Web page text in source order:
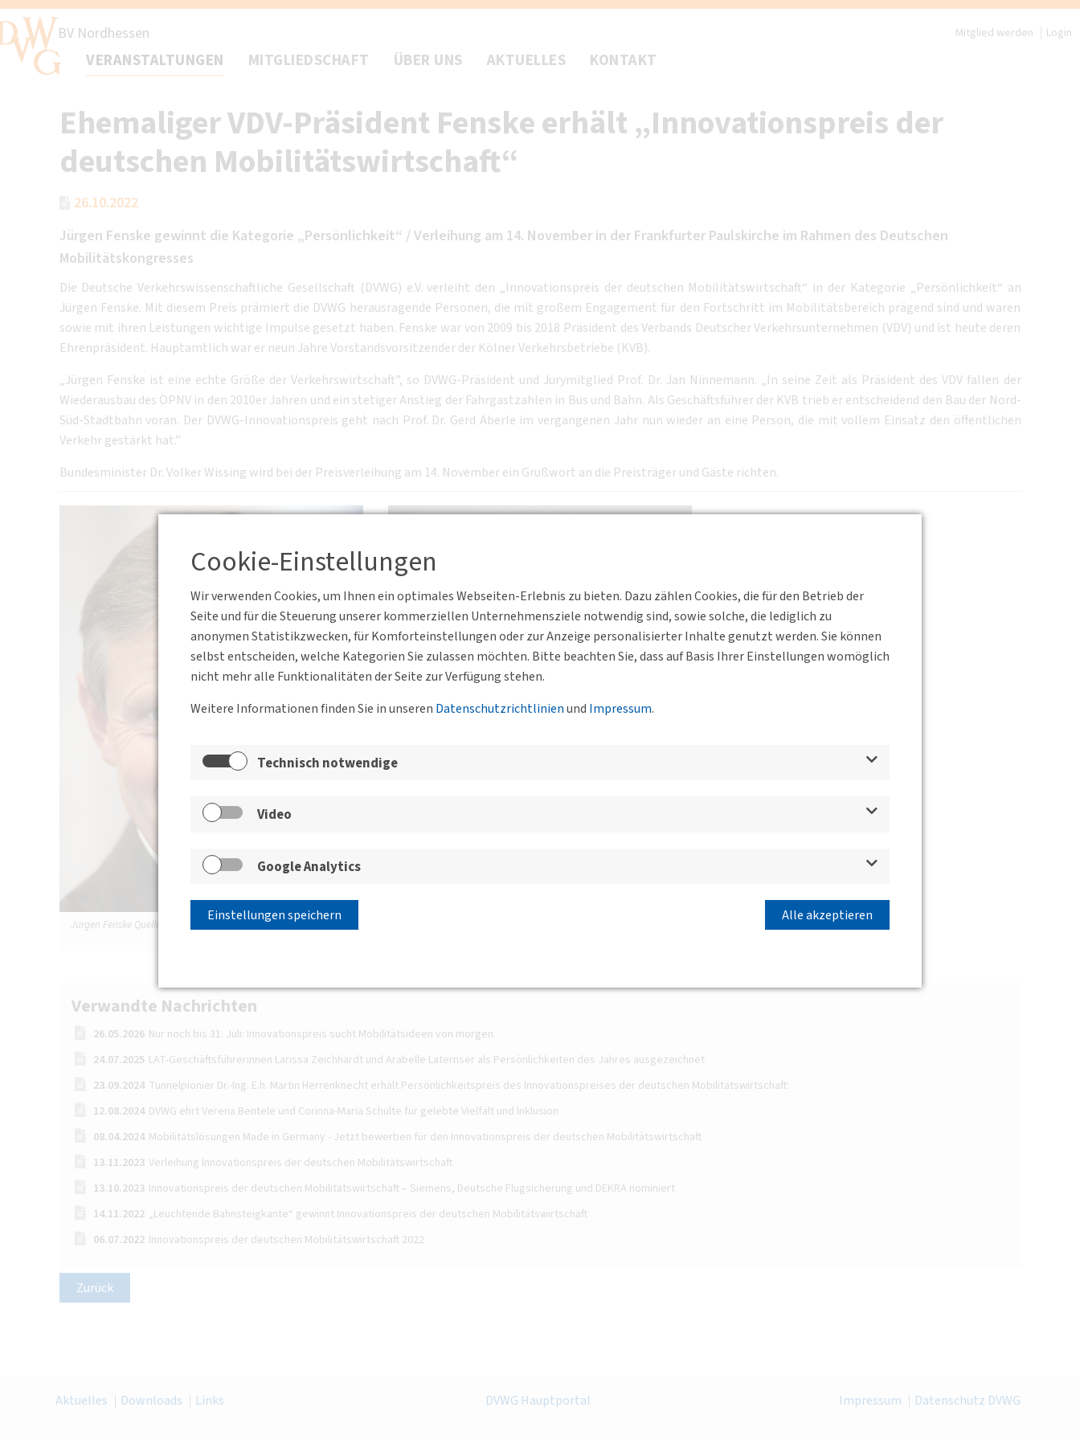
Cookie-Einstellungen
Wir verwenden Cookies, um Ihnen ein optimales Webseiten-Erlebnis zu bieten. Dazu zählen Cookies, die für den Betrieb der
Seite und für die Steuerung unserer kommerziellen Unternehmensziele notwendig sind, sowie solche, die lediglich zu
anonymen Statistikzwecken, für Komforteinstellungen oder zur Anzeige personalisierter Inhalte genutzt werden. Sie können
selbst entscheiden, welche Kategorien Sie zulassen möchten. Bitte beachten Sie, dass auf Basis Ihrer Einstellungen womöglich
nicht mehr alle Funktionalitäten der Seite zur Verfügung stehen.
Weitere Informationen finden Sie in unseren Datenschutzrichtlinienund Impressum.
Technisch notwendige
Video
Google Analytics
Einstellungen speichern Alle akzeptieren
BV Nordhessen Mitglied werden Login
VERANSTALTUNGEN MITGLIEDSCHAFT ÜBER UNS AKTUELLES KONTAKT
Ehemaliger VDV-Präsident Fenske erhält „Innovationspreis der
deutschen Mobilitätswirtschaft“
26.10.2022
Jürgen Fenske gewinnt die Kategorie „Persönlichkeit“ / Verleihung am 14. November in der Frankfurter Paulskirche im Rahmen des Deutschen
Mobilitätskongresses
Die Deutsche Verkehrswissenschaftliche Gesellschaft (DVWG) e.V. verleiht den „Innovationspreis der deutschen Mobilitätswirtschaft“ in der Kategorie „Persönlichkeit“ an
Jürgen Fenske. Mit diesem Preis prämiert die DVWG herausragende Personen, die mit großem Engagement für den Fortschritt im Mobilitätsbereich prägend sind und waren
sowie mit ihren Leistungen wichtige Impulse gesetzt haben. Fenske war von 2009 bis 2018 Präsident des Verbands Deutscher Verkehrsunternehmen (VDV) und ist heute deren
Ehrenpräsident. Hauptamtlich war er neun Jahre Vorstandsvorsitzender der Kölner Verkehrsbetriebe (KVB).
„Jürgen Fenske ist eine echte Größe der Verkehrswirtschaft”, so DVWG-Präsident und Jurymitglied Prof. Dr. Jan Ninnemann. „In seine Zeit als Präsident des VDV fallen der
Wiederausbau des ÖPNV in den 2010er Jahren und ein stetiger Anstieg der Fahrgastzahlen in Bus und Bahn. Als Geschäftsführer der KVB trieb er entscheidend den Bau der Nord-
Süd-Stadtbahn voran. Der DVWG-Innovationspreis geht nach Prof. Dr. Gerd Aberle im vergangenen Jahr nun wieder an eine Person, die mit vollem Einsatz den öffentlichen
Verkehr gestärkt hat.”
Bundesminister Dr. Volker Wissing wird bei der Preisverleihung am 14. November ein Grußwort an die Preisträger und Gäste richten.
Jürgen Fenske Quelle: Kölner Verkehrs-Betriebe AG (KVB)/Christoph
Verwandte Nachrichten
26.05.2026 Nur noch bis 31. Juli: Innovationspreis sucht Mobilitätsideen von morgen
24.07.2025 LAT-Geschäftsführerinnen Larissa Zeichhardt und Arabelle Laternser als Persönlichkeiten des Jahres ausgezeichnet
23.09.2024 Tunnelpionier Dr.-Ing. E.h. Martin Herrenknecht erhält Persönlichkeitspreis des Innovationspreises der deutschen Mobilitätswirtschaft:
12.08.2024 DVWG ehrt Verena Bentele und Corinna-Maria Schulte für gelebte Vielfalt und Inklusion
08.04.2024 Mobilitätslösungen Made in Germany - Jetzt bewerben für den Innovationspreis der deutschen Mobilitätswirtschaft
13.11.2023 Verleihung Innovationspreis der deutschen Mobilitätswirtschaft
13.10.2023 Innovationspreis der deutschen Mobilitätswirtschaft – Siemens, Deutsche Flugsicherung und DEKRA nominiert
14.11.2022 „Leuchtende Bahnsteigkante“ gewinnt Innovationspreis der deutschen Mobilitätswirtschaft
06.07.2022 Innovationspreis der deutschen Mobilitätswirtschaft 2022
Zurück
Aktuelles Downloads Links DVWG Hauptportal Impressum Datenschutz DVWG